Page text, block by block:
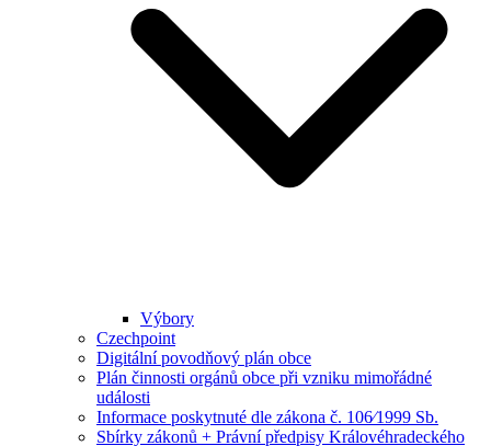
Výbory
Czechpoint
Digitální povodňový plán obce
Plán činnosti orgánů obce při vzniku mimořádné
události
Informace poskytnuté dle zákona č. 106⁄1999 Sb.
Sbírky zákonů + Právní předpisy Královéhradeckého